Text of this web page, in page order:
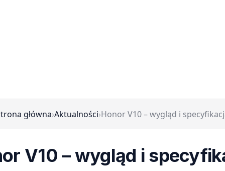
główna›Aktualności›Honor V10 – wygląd i
V10 – wygląd i